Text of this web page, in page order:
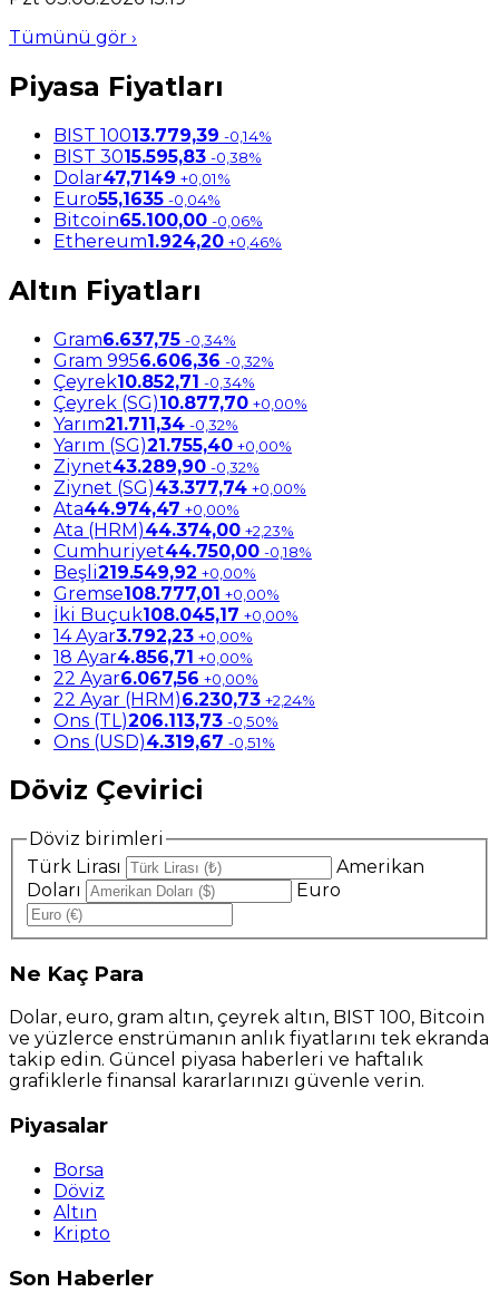
Tümünü gör ›
Piyasa Fiyatları
BIST 10013.779,39 -0,14%
BIST 3015.595,83 -0,38%
Dolar47,7149 +0,01%
Euro55,1635 -0,04%
Bitcoin65.100,00 -0,06%
Ethereum1.924,20 +0,46%
Altın Fiyatları
Gram6.637,75 -0,34%
Gram 9956.606,36 -0,32%
Çeyrek10.852,71 -0,34%
Çeyrek (SG)10.877,70 +0,00%
Yarım21.711,34 -0,32%
Yarım (SG)21.755,40 +0,00%
Ziynet43.289,90 -0,32%
Ziynet (SG)43.377,74 +0,00%
Ata44.974,47 +0,00%
Ata (HRM)44.374,00 +2,23%
Cumhuriyet44.750,00 -0,18%
Beşli219.549,92 +0,00%
Gremse108.777,01 +0,00%
İki Buçuk108.045,17 +0,00%
14 Ayar3.792,23 +0,00%
18 Ayar4.856,71 +0,00%
22 Ayar6.067,56 +0,00%
22 Ayar (HRM)6.230,73 +2,24%
Ons (TL)206.113,73 -0,50%
Ons (USD)4.319,67 -0,51%
Döviz Çevirici
Döviz birimleri
Türk Lirası
Amerikan
Doları
Euro
Ne Kaç Para
Dolar, euro, gram altın, çeyrek altın, BIST 100, Bitcoin
ve yüzlerce enstrümanın anlık fiyatlarını tek ekranda
takip edin. Güncel piyasa haberleri ve haftalık
grafiklerle finansal kararlarınızı güvenle verin.
Piyasalar
Borsa
Döviz
Altın
Kripto
Son Haberler